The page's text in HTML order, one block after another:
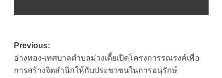
Post
navigation
Previous:
อ่างทอง-เทศบาลตำบลม่วงเตี้ยเปิดโครงการรณรงค์เพื่อ
การสร้างจิตสำนึกให้กับประชาชนในการอนุรักษ์